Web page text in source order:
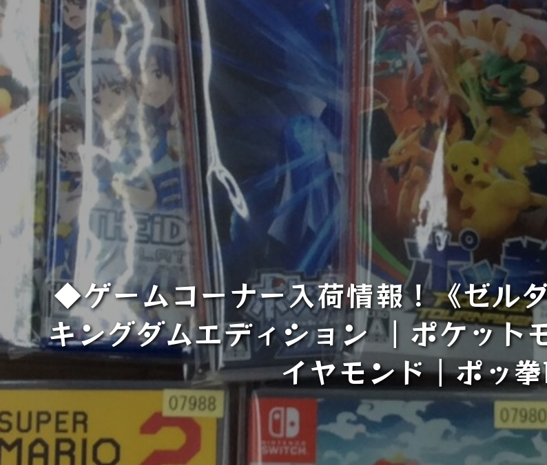
◆ゲームコーナー入荷情報！《ゼル
キングダムエディション ｜ポケット
イヤモンド｜ポッ